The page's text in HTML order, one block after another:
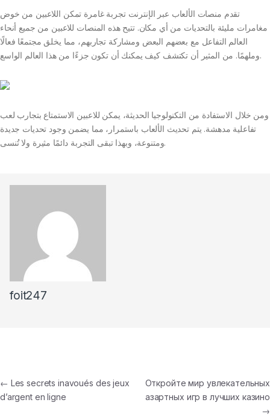
تقدم منصات الألعاب عبر الإنترنت تجربة غامرة تمكن اللاعبين من خوض
مغامرات مليئة بالتحديات من أي مكان. تتيح هذه المنصات للاعبين من جميع أنحاء
العالم التفاعل مع بعضهم البعض ومشاركة تجاربهم، مما يخلق مجتمعًا فعالًا
وملهمًا. من المثير أن تكتشف كيف يمكنك أن تكون جزءًا من هذا العالم الواسع.
ومن خلال الاستفادة من التكنولوجيا الحديثة، يمكن للاعبين الاستمتاع بتجارب لعب
تفاعلية مدهشة. يتم تحديث الألعاب باستمرار، مما يضمن وجود تحديات جديدة
ومتنوعة، وبهذا تبقى التجربة دائمًا مثيرة ولا تُنسى.
foit247
Post
navigation
← Les secrets inavoués des jeux
d’argent en ligne
Откройте мир увлекательных
азартных игр в лучших казино
→